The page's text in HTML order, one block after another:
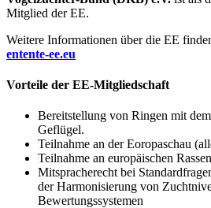
Mitglied der EE.
Weitere Informationen über die EE
entente-ee.eu
Vorteile der EE-Mitgliedschaft
Bereitstellung von Ringen mit
Geflügel.
Teilnahme an der Eoropaschau
Teilnahme an europäischen
Mitspracherecht bei
der Harmonisierung von
Bewertungssystemen